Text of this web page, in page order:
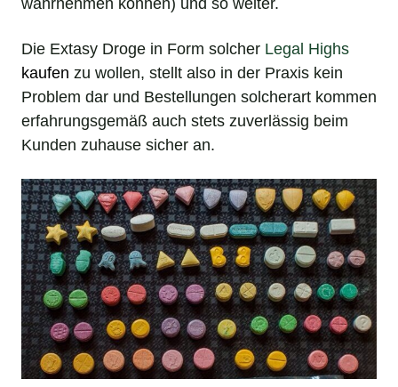
Die Extasy Droge in Form solcher Legal Highs
kaufen zu wollen, stellt also in der Praxis kein
Problem dar und Bestellungen solcherart kommen
erfahrungsgemäß auch stets zuverlässig beim
Kunden zuhause sicher an.